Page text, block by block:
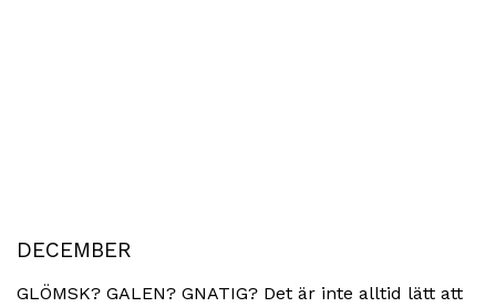
DECEMBER
GLÖMSK? GALEN? GNATIG? Det är inte alltid lätt att